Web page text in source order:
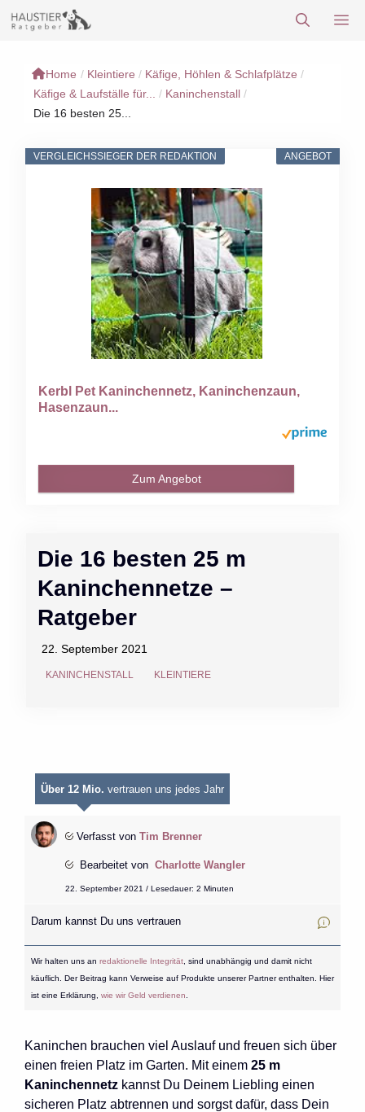
Inhalt
Home / Kleintiere / Käfige, Höhlen & Schlafplätze /
Käfige & Laufställe für...
/ Kaninchenstall /
Die 16 besten 25...
Die 16 besten 25 m
Kaninchennetze –
Ratgeber
22. September 2021
KANINCHENSTALL KLEINTIERE
ANGEBOT
VERGLEICHSSIEGER DER REDAKTION
Kerbl Pet Kaninchennetz, Kaninchenzaun,
Hasenzaun...
Zum Angebot
Über 12 Mio. vertrauen uns jedes Jahr
Verfasst von Tim Brenner
Bearbeitet von Charlotte Wangler
22. September 2021 / Lesedauer: 2 Minuten
Darum kannst Du uns vertrauen
Wir halten uns an redaktionelle Integrität, sind unabhängig und damit nicht
käuflich. Der Beitrag kann Verweise auf Produkte unserer Partner enthalten. Hier
ist eine Erklärung, wie wir Geld verdienen
Kaninchen brauchen viel Auslauf und freuen sich über
einen freien Platz im Garten. Mit einem 25 m
Kaninchennetz kannst Du Deinem Liebling einen
sicheren Platz abtrennen und sorgst dafür, dass Dein